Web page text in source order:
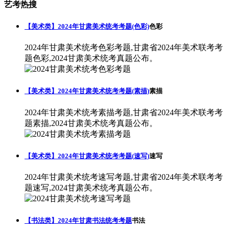
艺考热搜
【美术类】2024年甘肃美术统考考题(色彩)色彩
2024年甘肃美术统考色彩考题,甘肃省2024年美术联考考
题色彩,2024甘肃美术统考真题公布。
【美术类】2024年甘肃美术统考考题(素描)素描
2024年甘肃美术统考素描考题,甘肃省2024年美术联考考
题素描,2024甘肃美术统考真题公布。
【美术类】2024年甘肃美术统考考题(速写)速写
2024年甘肃美术统考速写考题,甘肃省2024年美术联考考
题速写,2024甘肃美术统考真题公布。
【书法类】2024年甘肃书法统考考题书法